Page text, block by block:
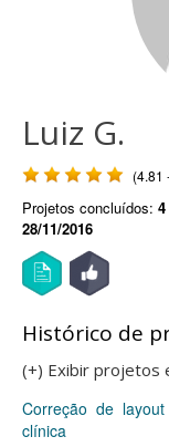
Luiz G.
(4.81
Projetos concluídos: 4
28/11/2016
Histórico de
(+) Exibir projetos
Correção de
clínica